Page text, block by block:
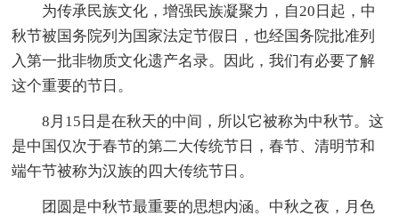
为传承民族文化，增强民族凝聚力，自20日起，中
秋节被国务院列为国家法定节假日，也经国务院批准列
入第一批非物质文化遗产名录。因此，我们有必要了解
这个重要的节日。
8月15日是在秋天的中间，所以它被称为中秋节。这
是中国仅次于春节的第二大传统节日，春节、清明节和
端午节被称为汉族的四大传统节日。
团圆是中秋节最重要的思想内涵。中秋之夜，月色